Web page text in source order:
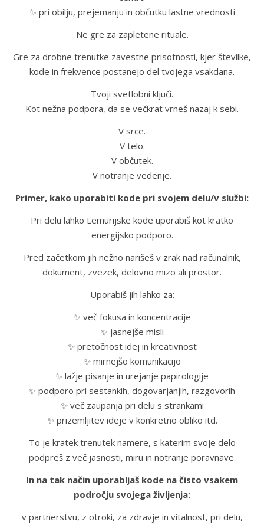
✨ pri obilju, prejemanju in občutku lastne vrednosti
Ne gre za zapletene rituale.
Gre za drobne trenutke zavestne prisotnosti, kjer številke,
kode in frekvence postanejo del tvojega vsakdana.
Tvoji svetlobni ključi.
Kot nežna podpora, da se večkrat vrneš nazaj k sebi.
V srce.
V telo.
V občutek.
V notranje vedenje.
Primer, kako uporabiti kode pri svojem delu/v službi:
Pri delu lahko Lemurijske kode uporabiš kot kratko
energijsko podporo.
Pred začetkom jih nežno narišeš v zrak nad računalnik,
dokument, zvezek, delovno mizo ali prostor.
Uporabiš jih lahko za:
✨ več fokusa in koncentracije
✨ jasnejše misli
✨ pretočnost idej in kreativnost
✨ mirnejšo komunikacijo
✨ lažje pisanje in urejanje papirologije
✨ podporo pri sestankih, dogovarjanjih, razgovorih
✨ več zaupanja pri delu s strankami
✨ prizemljitev ideje v konkretno obliko itd.
To je kratek trenutek namere, s katerim svoje delo
podpreš z več jasnosti, miru in notranje poravnave.
In na tak način uporabljaš kode na čisto vsakem
področju svojega življenja:
v partnerstvu, z otroki, za zdravje in vitalnost, pri delu,